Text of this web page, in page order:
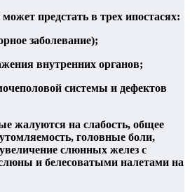
предстать в трех ипостасях:
заболевание);
внутренних органов;
системы и дефектов
жалуются на слабость, общее
головные боли,
слюнных желез с
и белесоватыми налетами на